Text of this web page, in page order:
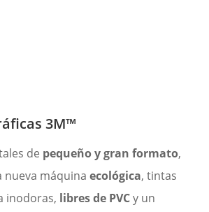
3M™
de pequeño y gran formato,
nueva máquinaecológica, tintas
inodoras, libres de PVCy un